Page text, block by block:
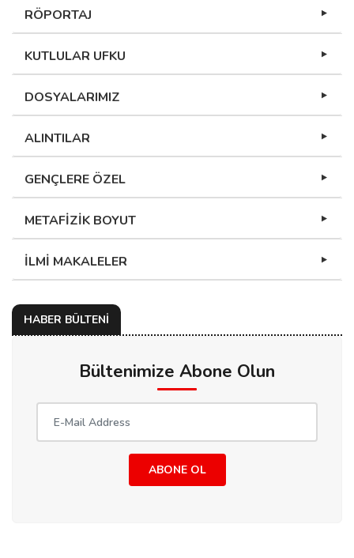
RÖPORTAJ
KUTLULAR UFKU
DOSYALARIMIZ
ALINTILAR
GENÇLERE ÖZEL
METAFİZİK BOYUT
İLMİ MAKALELER
HABER BÜLTENİ
Bültenimize Abone Olun
ABONE OL